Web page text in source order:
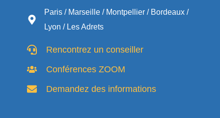
Paris / Marseille / Montpellier / Bordeaux /
Lyon / Les Adrets
Rencontrez un conseiller
Conférences ZOOM
Demandez des informations